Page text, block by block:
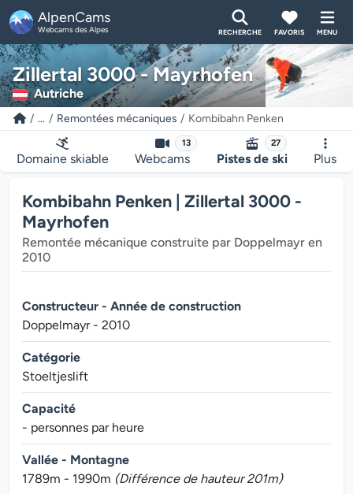
AlpenCams
Webcams des Alpes RECHERCHE FAVORIS MENU
Zillertal 3000 - Mayrhofen
Autriche
... Remontées mécaniques Kombibahn Penken
Domaine skiable
13
Webcams
27
Pistes de ski Plus
Kombibahn Penken | Zillertal 3000 -
Mayrhofen
Remontée mécanique construite par Doppelmayr en
2010
Constructeur - Année de construction
Doppelmayr - 2010
Catégorie
Stoeltjeslift
Capacité
- personnes par heure
Vallée - Montagne
1789m - 1990m (Différence de hauteur 201m)